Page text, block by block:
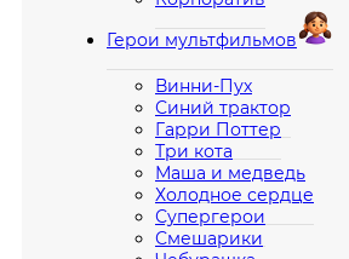
Герои мультфильмов
Винни-Пух
Синий трактор
Гарри Поттер
Три кота
Маша и медведь
Холодное сердце
Супергерои
Смешарики